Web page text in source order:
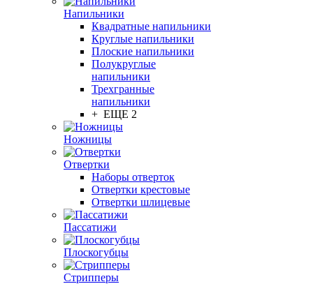
Напильники
Квадратные напильники
Круглые напильники
Плоские напильники
Полукруглые
напильники
Трехгранные
напильники
+ ЕЩЕ 2
Ножницы
Отвертки
Наборы отверток
Отвертки крестовые
Отвертки шлицевые
Пассатижи
Плоскогубцы
Стрипперы